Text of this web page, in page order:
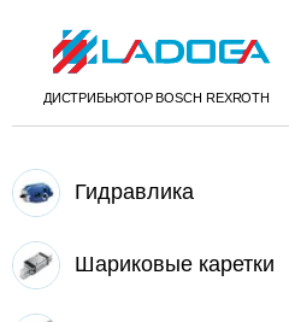
ДИСТРИБЬЮТОР BOSCH REXROTH
Гидравлика
Шариковые каретки